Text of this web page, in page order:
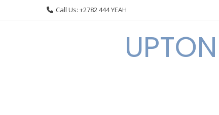
Call Us: +2782 444 YEAH